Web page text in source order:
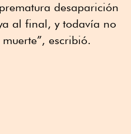
desaparición
al final, y todavía no
escribió.